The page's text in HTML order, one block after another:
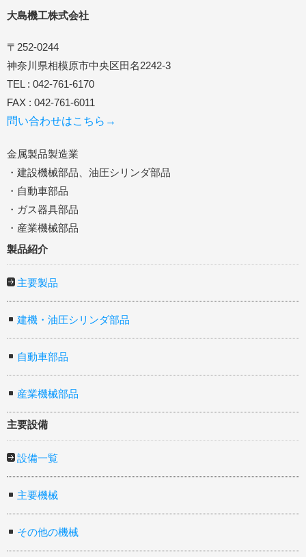
大島機工株式会社
〒252-0244
神奈川県相模原市中央区田名2242-3
TEL : 042-761-6170
FAX : 042-761-6011
問い合わせはこちら→
金属製品製造業
・建設機械部品、油圧シリンダ部品
・自動車部品
・ガス器具部品
・産業機械部品
製品紹介
主要製品
建機・油圧シリンダ部品
自動車部品
産業機械部品
主要設備
設備一覧
主要機械
その他の機械